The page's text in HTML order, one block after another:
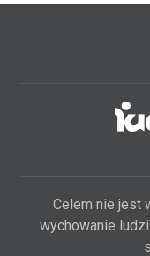
Celem nie jest
wychowanie